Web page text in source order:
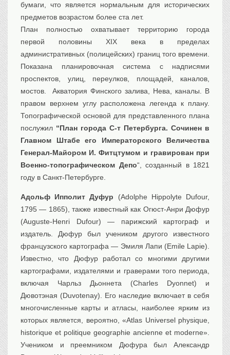
Досуг
бумаги, что является нормальным для исторических
предметов возрастом более ста лет.
План полностью охватывает территорию города
первой половины ХIХ века в пределах
административных (полицейских) границ того времени.
Показана планировочная система с надписями
проспектов, улиц, переулков, площадей, каналов,
мостов. Акватория Финского залива, Нева, каналы. В
правом верхнем углу расположена легенда к плану.
Топографической основой для представленного плана
послужил “План города С-т Петербурга. Сочинен в
Главном Штабе его Императорского Величества
Генерал-Майором И. Фитцтумом и гравирован при
Военно-топографическом Депо“, созданный в 1821
году в Санкт-Петербурге.
Адольф Ипполит Дуфур (Adolphe Hippolyte Dufour,
1795 — 1865), также известный как Огюст-Анри Дюфур
(Auguste-Henri Dufour) — парижский картограф и
издатель. Дюфур был учеником другого известного
французского картографа — Эмиля Лапи (Emile Lapie).
Известно, что Дюфур работал со многими другими
картографами, издателями и граверами того периода,
включая Чарльз Дьоннета (Charles Dyonnet) и
Дювотэная (Duvotenay). Его наследие включает в себя
многочисленные карты и атласы, наиболее ярким из
которых является, вероятно, «Atlas Universel physique,
historique et politique geographie ancienne et moderne».
Учеником и преемником Дюфура был Александр